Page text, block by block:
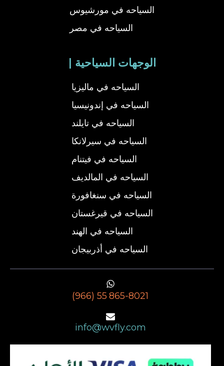
السياحه في مورشيوس
السياحه في مصر
| الوجهات السياحية
السياحه في ماليزيا
السياحه في إندونيسيا
السياحه في تايلند
السياحه في سيرلانكا
السياحه في فيتنام
السياحه في المالديف
السياحه في سنغافورة
السياحه في قيرغستان
السياحه في الهند
السياحه في أذربيجان
(966) 55 865-8021
info@wvfly.com